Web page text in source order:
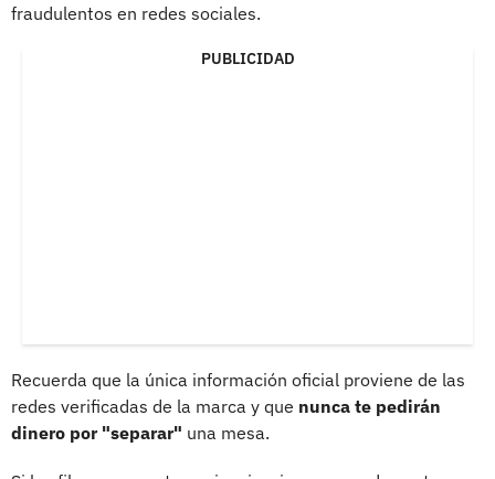
fraudulentos en redes sociales.
PUBLICIDAD
Recuerda que la única información oficial proviene de las
redes verificadas de la marca y que nunca te pedirán
dinero por "separar" una mesa.